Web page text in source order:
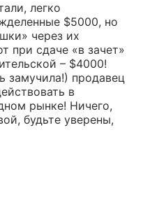
легко
$5000, но
через их
при сдаче «в зачет»
– $4000!
замучила!) продавец
в
рынке! Ничего,
будьте уверены,